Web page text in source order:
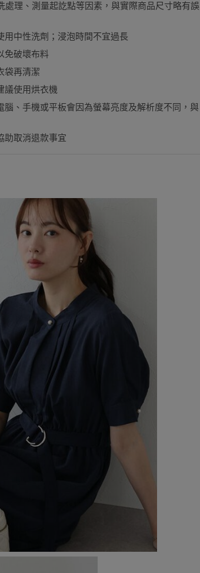
處理、測量起訖點等因素，與實際商品尺寸略有誤
用中性洗劑；浸泡時間不宜過長
免破壞布料
袋再清潔
議使用烘衣機
、手機或平板會因為螢幕亮度及解析度不同，與
助取消退款事宜